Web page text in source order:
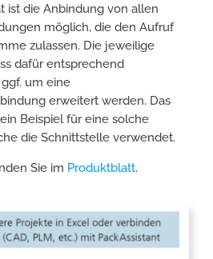
ist die Anbindung von allen
möglich, die den Aufruf
zulassen. Die jeweilige
dafür entsprechend
um eine
erweitert werden. Das
Beispiel für eine solche
die Schnittstelle verwendet.
Sie im Produktblatt.